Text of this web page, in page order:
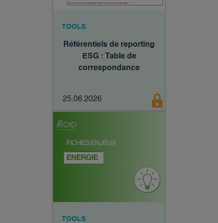
TOOLS
Référentiels de reporting
ESG : Table de
correspondance
25.06.2026
TOOLS